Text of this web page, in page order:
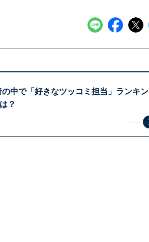
の中で「好きなツッコミ担当」ランキン
？